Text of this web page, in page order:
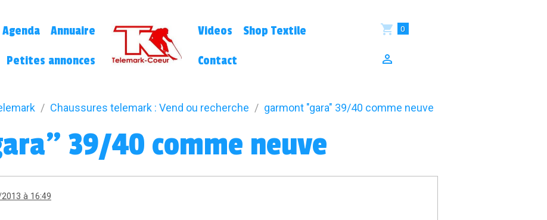
Agenda Annuaire
Petites annonces
Videos Shop Textile
Contact
0
Chaussures telemark : Vend ou recherche garmont "gara" 39/40 comme neuve
39/40 comme neuve
à 16:49